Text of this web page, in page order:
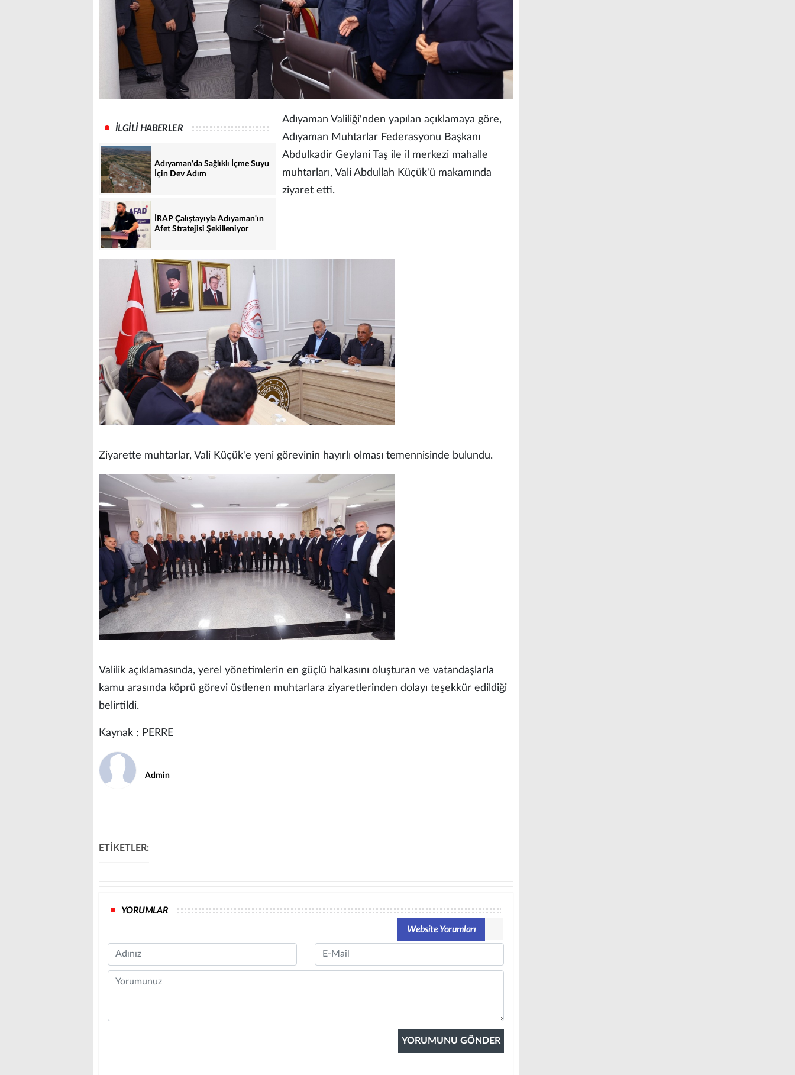
İLGİLİ HABERLER
Adıyaman'da Sağlıklı İçme Suyu
İçin Dev Adım
İRAP Çalıştayıyla Adıyaman'ın
Afet Stratejisi Şekilleniyor
Adıyaman Valiliği'nden yapılan açıklamaya göre,
Adıyaman Muhtarlar Federasyonu Başkanı
Abdulkadir Geylani Taş ile il merkezi mahalle
muhtarları, Vali Abdullah Küçük'ü makamında
ziyaret etti.
Ziyarette muhtarlar, Vali Küçük'e yeni görevinin hayırlı olması temennisinde bulundu.
Valilik açıklamasında, yerel yönetimlerin en güçlü halkasını oluşturan ve vatandaşlarla
kamu arasında köprü görevi üstlenen muhtarlara ziyaretlerinden dolayı teşekkür edildiği
belirtildi.
Kaynak : PERRE
Admin
ETİKETLER:
YORUMLAR
Website Yorumları
Name Email
Comment